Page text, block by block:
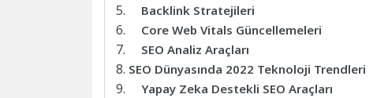
Backlink Stratejileri
Core Web Vitals Güncellemeleri
SEO Analiz Araçları
SEO Dünyasında 2022 Teknoloji Trendleri
Yapay Zeka Destekli SEO Araçları